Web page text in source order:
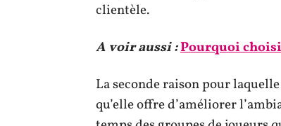
clientèle.
A voir aussi :Pourquoi
La seconde raison pour
qu’elle offre d’améliorer